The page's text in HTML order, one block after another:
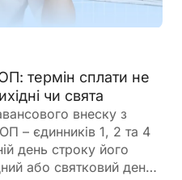
термін сплати не
чи свята
внеску з
– єдинників 1, 2 та 4
день строку його
або святковий день,